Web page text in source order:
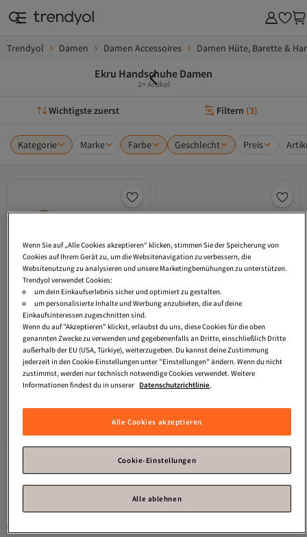
Trendyol Damen Damen Accessoires Damen Hüte, Barette &
Ekru Handschuhe Damen
2+ Artikel
Wichtigste zuerst Filtern (3)
Kategorie Marke Farbe Geschlecht Preis
21,
4.0
Versand kostenlos ab 35€
16,
1
Wenn Sie auf „Alle Cookies akzeptieren“ klicken, stimmen Sie der Speicherung von
Cookies auf Ihrem Gerät zu, um die Websitenavigation zu verbessern, die
Websitenutzung zu analysieren und unsere Marketingbemühungen zu unterstützen.
Trendyol verwendet Cookies:
um dein Einkaufserlebnis sicher und optimiert zu gestalten.
um personalisierte Inhalte und Werbung anzubieten, die auf deine
Einkaufsinteressen zugeschnitten sind.
Wenn du auf "Akzeptieren" klickst, erlaubst du uns, diese Cookies für die oben
genannten Zwecke zu verwenden und gegebenenfalls an Dritte, einschließlich Dritte
außerhalb der EU (USA, Türkiye), weiterzugeben. Du kannst deine Zustimmung
jederzeit in den Cookie-Einstellungen unter "Einstellungen" ändern. Wenn du nicht
zustimmst, werden nur technisch notwendige Cookies verwendet. Weitere
Informationen findest du in unserer Datenschutzrichtlinie.
Alle Cookies akzeptieren
Cookie-Einstellungen
Alle ablehnen